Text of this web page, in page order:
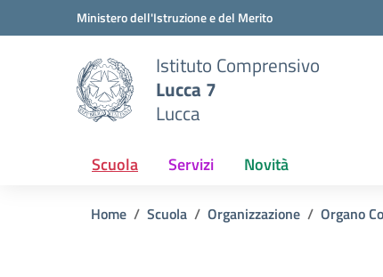
Vai ai contenuti
Vai al menu di navigazioneMinistero dell'Istruzione e del Merito
Istituto Comprensivo
Lucca 7
Lucca
Scuola Servizi Novità
Home Scuola Organizzazione Organo